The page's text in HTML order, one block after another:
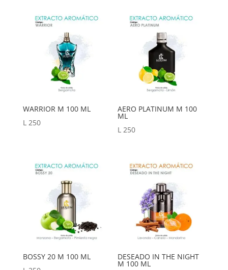
WARRIOR M 100 ML
L 250
AERO PLATINUM M 100
ML
L 250
BOSSY 20 M 100 ML
DESEADO IN THE NIGHT
M 100 ML